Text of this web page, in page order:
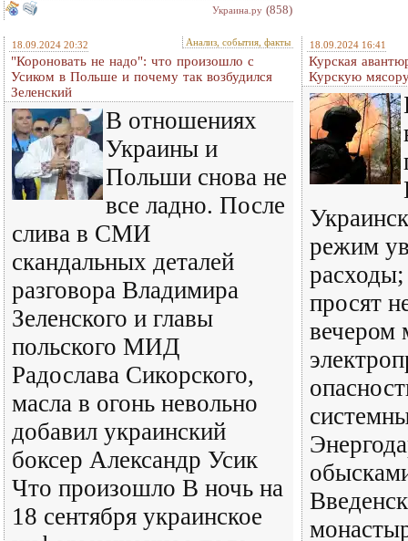
Украина.ру (858)
18.09.2024 20:32 Анализ, события, факты
"Короновать не надо": что произошло с
Усиком в Польше и почему так возбудился
Зеленский
В отношениях
Украины и
Польши снова не
все ладно. После
слива в СМИ
скандальных деталей
разговора Владимира
Зеленского и главы
польского МИД
Радослава Сикорского,
масла в огонь невольно
добавил украинский
боксер Александр Усик
Что произошло В ночь на
18 сентября украинское
18.09.2024 16:41
Курская
Курскую
режим
просят